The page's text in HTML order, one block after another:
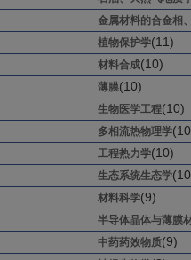
金属材料的合金相
植物保护学(11)
材料合成(10)
薄膜(10)
生物医学工程(10)
多相流热物理学
工程热力学(10)
生态系统生态学
材料科学(9)
半导体晶体与薄膜
中药药效物质(9)